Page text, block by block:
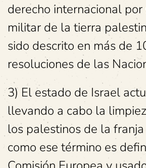
derecho internacional por
militar de la tierra
sido descrito en más de
resoluciones de las
3) El estado de Israel
llevando a cabo la
los palestinos de la franja
como ese término es